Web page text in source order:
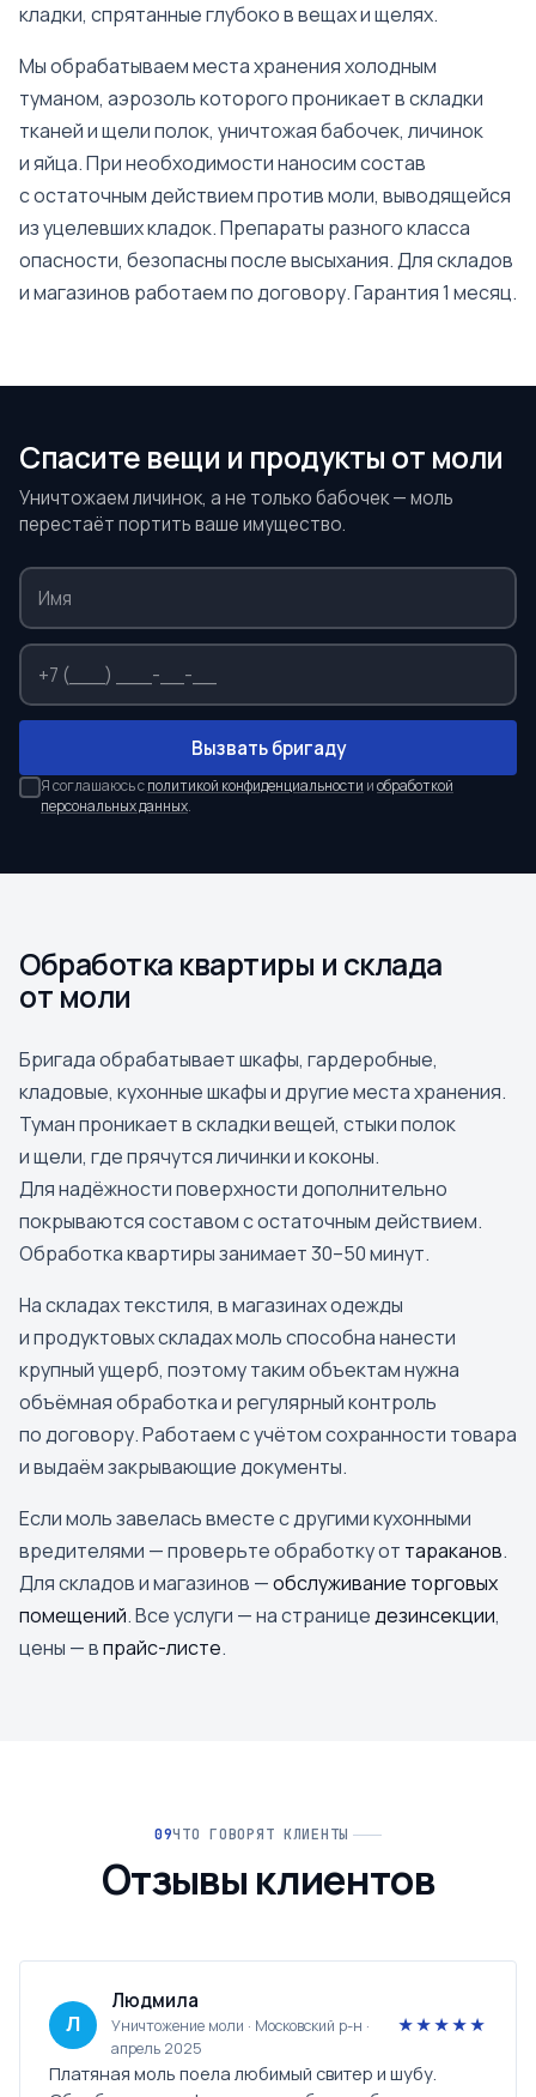
кладки, спрятанные глубоко в вещах и щелях.
Мы обрабатываем места хранения холодным
туманом, аэрозоль которого проникает в складки
тканей и щели полок, уничтожая бабочек, личинок
и яйца. При необходимости наносим состав
с остаточным действием против моли, выводящейся
из уцелевших кладок. Препараты разного класса
опасности, безопасны после высыхания. Для складов
и магазинов работаем по договору. Гарантия 1 месяц.
Спасите вещи и продукты от моли
Уничтожаем личинок, а не только бабочек — моль
перестаёт портить ваше имущество.
Вызвать бригаду
Я соглашаюсь сполитикой конфиденциальности иобработкой
персональных данных.
Обработка квартиры и склада
от моли
Бригада обрабатывает шкафы, гардеробные,
кладовые, кухонные шкафы и другие места хранения.
Туман проникает в складки вещей, стыки полок
и щели, где прячутся личинки и коконы.
Для надёжности поверхности дополнительно
покрываются составом с остаточным действием.
Обработка квартиры занимает 30–50 минут.
На складах текстиля, в магазинах одежды
и продуктовых складах моль способна нанести
крупный ущерб, поэтому таким объектам нужна
объёмная обработка и регулярный контроль
по договору. Работаем с учётом сохранности товара
и выдаём закрывающие документы.
Если моль завелась вместе с другими кухонными
вредителями — проверьте обработку от тараканов.
Для складов и магазинов —обслуживание торговых
помещений. Все услуги — на страницедезинсекции,
цены — впрайс-листе.
ЧТО ГОВОРЯТ КЛИЕНТЫ
Отзывы клиентов
Л
Людмила
Уничтожение моли · Московский р-н ·
апрель 2025
★★★★★
Платяная моль поела любимый свитер и шубу.